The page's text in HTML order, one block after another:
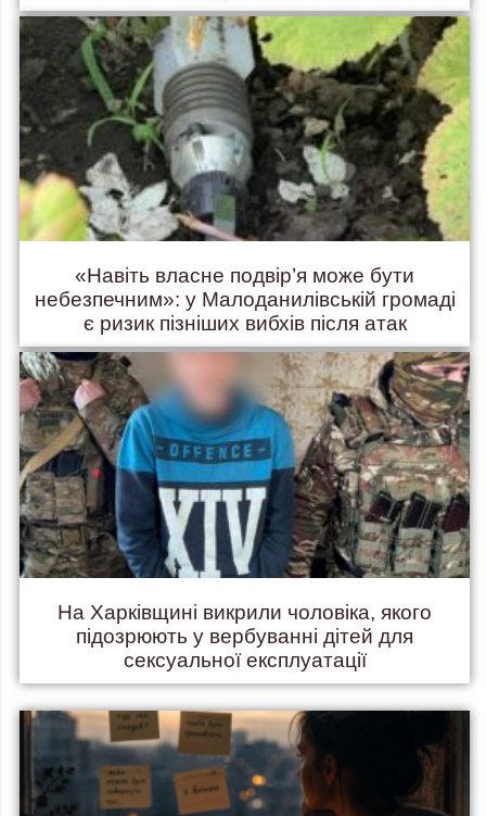
«Навіть власне подвір’я може бути
небезпечним»: у Малоданилівській громаді
є ризик пізніших вибхів після атак
На Харківщині викрили чоловіка, якого
підозрюють у вербуванні дітей для
сексуальної експлуатації